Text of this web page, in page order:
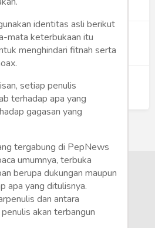
dan Upaya Negara
Inklusif
Manfaat APBN
identitas asli berikut
mata keterbukaan itu
menghindari fitnah serta
setiap penulis
terhadap apa yang
gagasan yang
tergabung di PepNews
umumnya, terbuka
berupa dukungan maupun
apa yang ditulisnya.
dan antara
akan terbangun